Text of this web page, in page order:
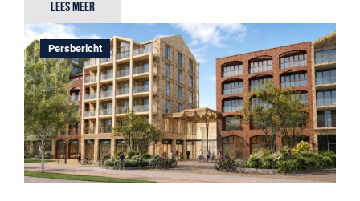
Lees meer
Persbericht